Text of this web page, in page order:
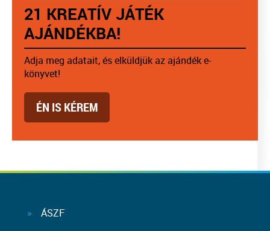
21 KREATÍV JÁTÉK
AJÁNDÉKBA!
Adja meg adatait, és elküldjük az ajándék e-
könyvet!
ÉN IS KÉREM
ÁSZF